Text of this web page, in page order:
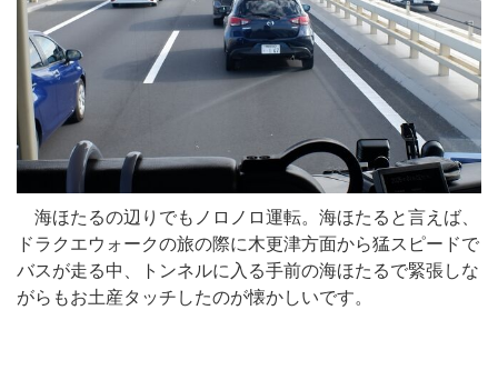
海ほたるの辺りでもノロノロ運転。海ほたると言えば、
ドラクエウォークの旅の際に木更津方面から猛スピードで
バスが走る中、トンネルに入る手前の海ほたるで緊張しな
がらもお土産タッチしたのが懐かしいです。